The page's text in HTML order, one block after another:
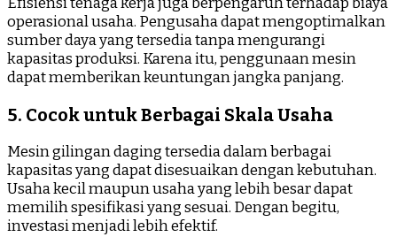
operasional usaha. Pengusaha dapat mengoptimalkan
sumber daya yang tersedia tanpa mengurangi
kapasitas produksi. Karena itu, penggunaan mesin
dapat memberikan keuntungan jangka panjang.
5. Cocok untuk Berbagai Skala Usaha
Mesin gilingan daging tersedia dalam berbagai
kapasitas yang dapat disesuaikan dengan kebutuhan.
Usaha kecil maupun usaha yang lebih besar dapat
memilih spesifikasi yang sesuai. Dengan begitu,
investasi menjadi lebih efektif.